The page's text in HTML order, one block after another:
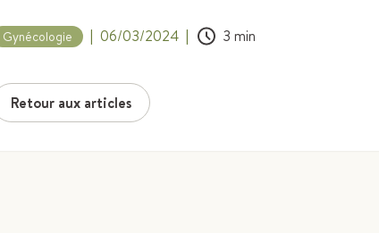
Gynécologie | 06/03/2024 | 3 min
Retour aux articles